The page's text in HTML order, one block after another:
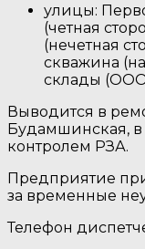
улицы:
(четная
(нечетная
скважина
склады
Выводится в
Будамшинская, в
контролем РЗА.
Предприятие
за временные
Телефон